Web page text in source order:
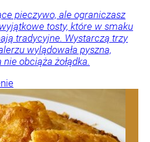
pieczywo, ale ograniczasz
tosty, które w smaku
tradycyjne. Wystarczą trzy
wylądowała pyszna,
obciąża żołądka.